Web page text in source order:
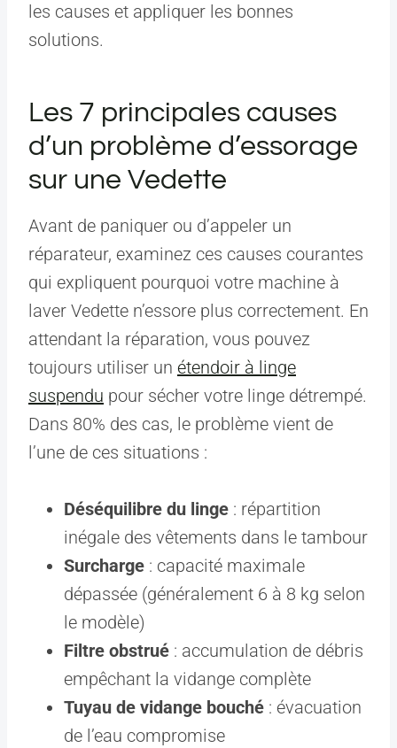
les causes et appliquer les bonnes
solutions.
Les 7 principales causes
d’un problème d’essorage
sur une Vedette
Avant de paniquer ou d’appeler un
réparateur, examinez ces causes courantes
qui expliquent pourquoi votre machine à
laver Vedette n’essore plus correctement. En
attendant la réparation, vous pouvez
toujours utiliser un étendoir à linge
suspendu pour sécher votre linge détrempé.
Dans 80% des cas, le problème vient de
l’une de ces situations :
Déséquilibre du linge : répartition
inégale des vêtements dans le tambour
Surcharge : capacité maximale
dépassée (généralement 6 à 8 kg selon
le modèle)
Filtre obstrué : accumulation de débris
empêchant la vidange complète
Tuyau de vidange bouché : évacuation
de l’eau compromise